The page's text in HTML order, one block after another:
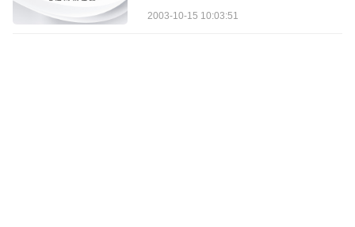
2003-10-15 10:03:51